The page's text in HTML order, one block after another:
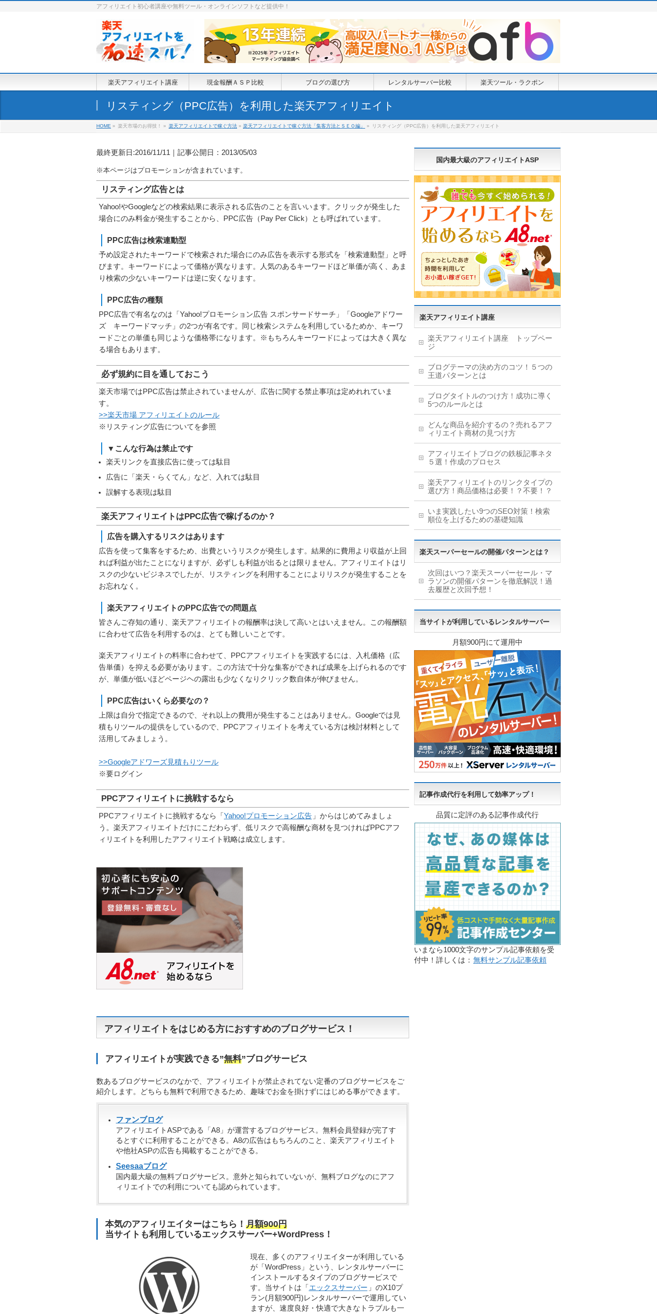
アフィリエイト初心者講座や無料ツール・オンラインソフトなど提供中！
楽天アフィリエイト講座 現金報酬ＡＳＰ比較 ブログの選び方 レンタルサーバー比較 楽天ツール・ラクポン
リスティング（PPC広告）を利用した楽天アフィリエイト
HOME » 楽天市場のお得技！ » 楽天アフィリエイトで稼ぐ方法 » 楽天アフィリエイトで稼ぐ方法「集客方法とＳＥＯ編」 » リスティング（PPC広告）を利用した楽天アフィリエイト
最終更新日:2016/11/11｜記事公開日：2013/05/03
リスティング広告とは
Yahoo!やGoogleなどの検索結果に表示される広告のことを言いいます。クリックが発生した
場合にのみ料金が発生することから、PPC広告（Pay Per Click）とも呼ばれています。
PPC広告は検索連動型
予め設定されたキーワードで検索された場合にのみ広告を表示する形式を「検索連動型」と呼
びます。キーワードによって価格が異なります。人気のあるキーワードほど単価が高く、あま
り検索の少ないキーワードは逆に安くなります。
PPC広告の種類
PPC広告で有名なのは「Yahoo!プロモーション広告 スポンサードサーチ」「Googleアドワー
ズ キーワードマッチ」の2つが有名です。同じ検索システムを利用しているためか、キーワ
ードごとの単価も同じような価格帯になります。※もちろんキーワードによっては大きく異な
る場合もあります。
必ず規約に目を通しておこう
楽天市場ではPPC広告は禁止されていませんが、広告に関する禁止事項は定めれれていま
す。
>>楽天市場 アフィリエイトのルール
※リスティング広告についてを参照
▼こんな行為は禁止です
楽天リンクを直接広告に使っては駄目
広告に「楽天・らくてん」など、入れては駄目
誤解する表現は駄目
楽天アフィリエイトはPPC広告で稼げるのか？
広告を購入するリスクはあります
広告を使って集客をするため、出費というリスクが発生します。結果的に費用より収益が上回
れば利益が出たことになりますが、必ずしも利益が出るとは限りません。アフィリエイトはリ
スクの少ないビジネスでしたが、リスティングを利用することによりリスクが発生することを
お忘れなく。
楽天アフィリエイトのPPC広告での問題点
皆さんご存知の通り、楽天アフィリエイトの報酬率は決して高いとはいえません。この報酬額
に合わせて広告を利用するのは、とても難しいことです。
楽天アフィリエイトの料率に合わせて、PPCアフィリエイトを実践するには、入札価格（広
告単価）を抑える必要があります。この方法で十分な集客ができれば成果を上げられるのです
が、単価が低いほどページヘの露出も少なくなりクリック数自体が伸びません。
PPC広告はいくら必要なの？
上限は自分で指定できるので、それ以上の費用が発生することはありません。Googleでは見
積もりツールの提供をしているので、PPCアフィリエイトを考えている方は検討材料として
活用してみましょう。
>>Googleアドワーズ見積もりツール
※要ログイン
PPCアフィリエイトに挑戦するなら
PPCアフィリエイトに挑戦するなら「 Yahoo!プロモーション広告 」からはじめてみましょ
う。楽天アフィリエイトだけにこだわらず、低リスクで高報酬な商材を見つければPPCアフ
ィリエイトを利用したアフィリエイト戦略は成立します。
アフィリエイトをはじめる方におすすめのブログサービス！
アフィリエイトが実践できる”無料”ブログサービス
数あるブログサービスのなかで、アフィリエイトが禁止されてない定番のブログサービスをご
紹介します。どちらも無料で利用できるため、趣味でお金を掛けずにはじめる事ができます。
ファンブログ
アフィリエイトASPである「A8」が運営するブログサービス。無料会員登録が完了す
るとすぐに利用することができる。A8の広告はもちろんのこと、楽天アフィリエイト
や他社ASPの広告も掲載することができる。
Seesaaブログ
国内最大級の無料ブログサービス。意外と知られていないが、無料ブログなのにアフ
ィリエイトでの利用についても認められています。
本気のアフィリエイターはこちら！ 月額900円
当サイトも利用しているエックスサーバー+WordPress！
現在、多くのアフィリエイターが利用している
が「WordPress」という、レンタルサーバーに
インストールするタイプのブログサービスで
す。当サイトは「 エックスサーバー 」のX10プ
ラン(月額900円)レンタルサーバーで運用してい
ますが、速度良好・快適で大きなトラブルも一
国内最大級のアフィリエイトASP
楽天アフィリエイト講座
楽天アフィリエイト講座 トップペー
ジ
ブログテーマの決め方のコツ！５つの
王道パターンとは
ブログタイトルのつけ方！成功に導く
5つのルールとは
どんな商品を紹介するの？売れるアフ
ィリエイト商材の見つけ方
アフィリエイトブログの鉄板記事ネタ
５選！作成のプロセス
楽天アフィリエイトのリンクタイプの
選び方！商品価格は必要！？不要！？
いま実践したい9つのSEO対策！検索
順位を上げるための基礎知識
楽天スーパーセールの開催パターンとは？
次回はいつ？楽天スーパーセール・マ
ラソンの開催パターンを徹底解説！過
去履歴と次回予想！
当サイトが利用しているレンタルサーバー
月額900円にて運用中
記事作成代行を利用して効率アップ！
品質に定評のある記事作成代行
いまなら1000文字のサンプル記事依頼を受
付中！詳しくは： 無料サンプル記事依頼